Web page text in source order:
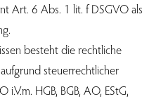
Art. 6 Abs. 1 lit. f DSGVO als
besteht die rechtliche
steuerrechtlicher
HGB, BGB, AO, EStG,